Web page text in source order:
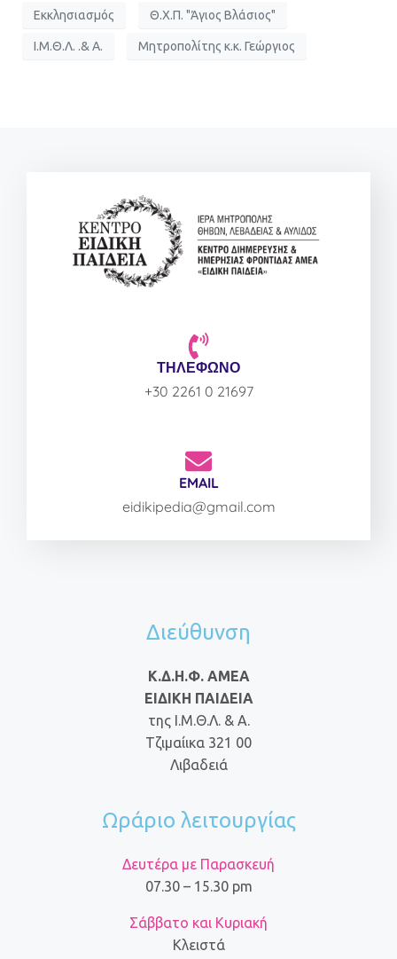
Εκκλησιασμός Θ.Χ.Π. "Άγιος Βλάσιος"
Ι.Μ.Θ.Λ. .& Α. Μητροπολίτης κ.κ. Γεώργιος
ΤΗΛΕΦΩΝΟ
+30 2261 0 21697
EMAIL
eidikipedia@gmail.com
Διεύθυνση
Κ.Δ.Η.Φ. ΑΜΕΑ
ΕΙΔΙΚΗ ΠΑΙΔΕΙΑ
της Ι.Μ.Θ.Λ. & Α.
Τζιμαίικα 321 00
Λιβαδειά
Ωράριο λειτουργίας
Δευτέρα με Παρασκευή
07.30 – 15.30 pm
Σάββατο και Κυριακή
Κλειστά